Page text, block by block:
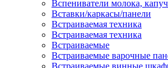
Вспениватели молока,
Вставки/каркасы/панели
Встраиваемая техника
Встраиваемая техника
Встраиваемые
Встраиваемые варочные
Встраиваемые винные